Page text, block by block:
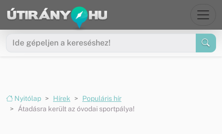
Ugrás a menüre
Ugrás a tartalomra
Nyitólap Hírek
Populáris hír
Átadásra került az óvodai sportpálya!